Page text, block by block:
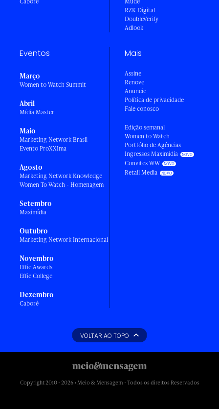
RZK Digital
DoubleVerify
Adlook
Eventos
Março
Women to Watch Summit
Abril
Mídia Master
Maio
Marketing Network Brasil
Evento ProXXIma
Agosto
Marketing Network Knowledge
Women To Watch - Homenagem
Setembro
Maximídia
Outubro
Marketing Network Internacional
Novembro
Effie Awards
Effie College
Dezembro
Caboré
Mais
Assine
Renove
Anuncie
Política de privacidade
Fale conosco
Edição semanal
Women to Watch
Portfólio de Agências
Ingressos Maximídia
Convites WW
Retail Media
VOLTAR AO TOPO
Copyright 2010 - 2026 • Meio & Mensagem - Todos os direitos Reservados